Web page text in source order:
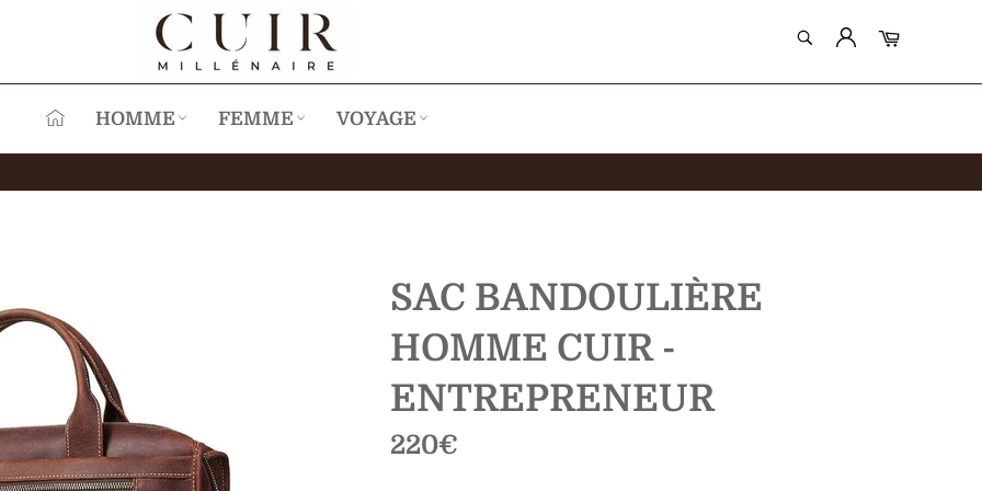
RECHERCHE
Panier
HOMME FEMME VOYAGE
SAC BANDOULIÈRE
HOMME CUIR -
ENTREPRENEUR
Prix
régulier
220€